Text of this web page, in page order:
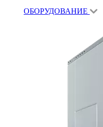
ОБОРУДОВАНИЕ